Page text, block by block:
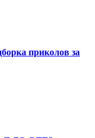
приколов за